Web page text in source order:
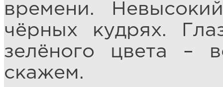
времени.
чёрных кудрях.
зелёного цвета –
скажем.